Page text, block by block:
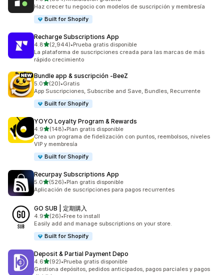
894 reseñas en total
Haz crecer tu negocio con modelos de suscripción y membresía
Built for Shopify
Recharge Subscriptions App
4.8de 5 estrellas
(2,944)
2944 reseñas en total
•Prueba gratis disponible
La plataforma de suscripciones creada para las marcas de más
rápido crecimiento
Bundle app & suscripción ‑BeeZ
5.0de 5 estrellas
(20)
20 reseñas en total
•Gratis
App Suscripciones, Subscribe and Save, Bundles, Recurrente
Built for Shopify
YOYO Loyalty Program & Rewards
4.9de 5 estrellas
(148)
148 reseñas en total
•Plan gratis disponible
Crea un programa de fidelización con puntos, reembolsos, niveles
VIP y membresía
Built for Shopify
Recurpay Subscriptions App
5.0de 5 estrellas
(526)
526 reseñas en total
•Plan gratis disponible
Aplicación de suscripciones para pagos recurrentes
GO SUB | 定期購入
4.9de 5 estrellas
(26)
26 reseñas en total
•Free to install
Easily add and manage subscriptions on your store.
Built for Shopify
Deposit & Partial Payment Depo
4.6de 5 estrellas
(92)
92 reseñas en total
•Prueba gratis disponible
Gestiona depósitos, pedidos anticipados, pagos parciales y pagos